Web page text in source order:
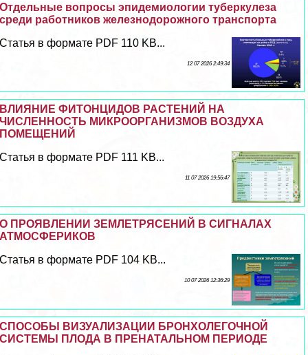
Отдельные вопросы эпидемиологии туберкулеза
среди работников железнодорожного трaнcпорта
Статья в формате PDF 110 KB...
12 07 2026 2:49:34
ВЛИЯНИЕ ФИТОНЦИДОВ РАСТЕНИЙ НА
ЧИСЛЕННОСТЬ МИКРООРГАНИЗМОВ ВОЗДУХА
ПОМЕЩЕНИЙ
Статья в формате PDF 111 KB...
11 07 2026 19:56:47
О ПРОЯВЛЕНИИ ЗЕМЛЕТРЯСЕНИЙ В СИГНАЛАХ
АТМОСФЕРИКОВ
Статья в формате PDF 104 KB...
10 07 2026 12:36:29
СПОСОБЫ ВИЗУАЛИЗАЦИИ БРОНХОЛЕГОЧНОЙ
СИСТЕМЫ ПЛОДА В ПРЕНАТАЛЬНОМ ПЕРИОДЕ